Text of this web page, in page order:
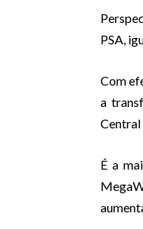
PSA,
Com
a
Central
É a